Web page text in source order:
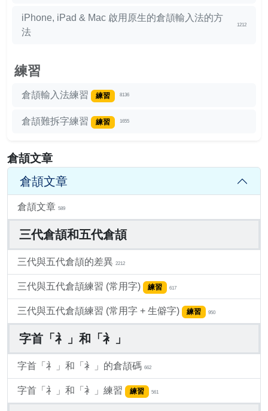
iPhone, iPad & Mac 啟用原生的倉頡輸入法的方
法
1212
練習
倉頡輸入法練習 練習 8136
倉頡難拆字練習 練習 1655
倉頡文章
倉頡文章
倉頡文章 589
三代倉頡和五代倉頡
三代與五代倉頡的差異 2212
三代與五代倉頡練習 (常用字) 練習 617
三代與五代倉頡練習 (常用字 + 生僻字) 練習 950
字首「礻」和「衤」
字首「礻」和「衤」的倉頡碼 662
字首「礻」和「衤」練習 練習 561